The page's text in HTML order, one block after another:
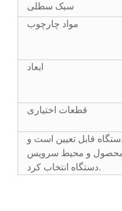
سبک سطلی
مواد چارچوب
ابعاد
قطعات اختیاری
قابل تعیین است و
محصول و محیط سرویس
دستگاه انتخاب کرد.